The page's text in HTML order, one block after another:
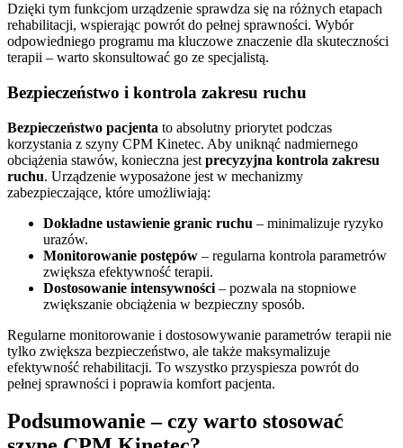
Dzięki tym funkcjom urządzenie sprawdza się na różnych etapach
rehabilitacji, wspierając powrót do pełnej sprawności. Wybór
odpowiedniego programu ma kluczowe znaczenie dla skuteczności
terapii – warto skonsultować go ze specjalistą.
Bezpieczeństwo i kontrola zakresu ruchu
Bezpieczeństwo pacjenta to absolutny priorytet podczas
korzystania z szyny CPM Kinetec. Aby uniknąć nadmiernego
obciążenia stawów, konieczna jest precyzyjna kontrola zakresu
ruchu. Urządzenie wyposażone jest w mechanizmy
zabezpieczające, które umożliwiają:
Dokładne ustawienie granic ruchu – minimalizuje ryzyko
urazów.
Monitorowanie postępów – regularna kontrola parametrów
zwiększa efektywność terapii.
Dostosowanie intensywności – pozwala na stopniowe
zwiększanie obciążenia w bezpieczny sposób.
Regularne monitorowanie i dostosowywanie parametrów terapii nie
tylko zwiększa bezpieczeństwo, ale także maksymalizuje
efektywność rehabilitacji. To wszystko przyspiesza powrót do
pełnej sprawności i poprawia komfort pacjenta.
Podsumowanie – czy warto stosować